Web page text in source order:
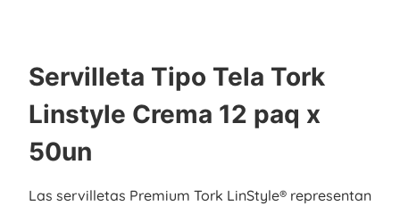
Servilleta Tipo Tela Tork
Linstyle Crema 12 paq x
50un
Las servilletas Premium Tork LinStyle® representan